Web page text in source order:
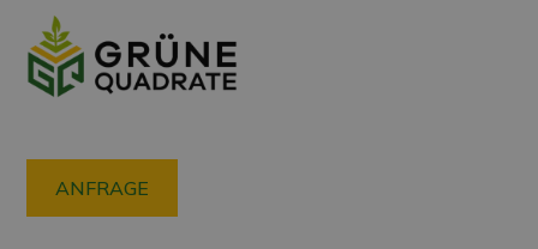
ANFRAGE